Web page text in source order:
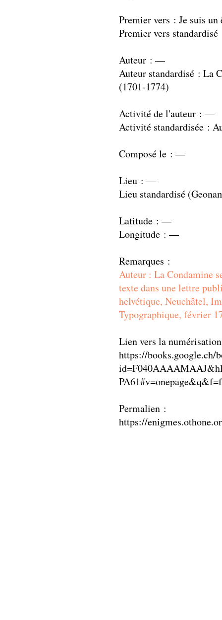
Premier vers : Je suis
Premier vers
Auteur : —
Auteur standardisé : La
(1701-1774)
Activité de l'auteur : —
Activité standardisée :
Composé le : —
Lieu : —
Lieu standardisé
Latitude : —
Longitude : —
Remarques :
Auteur : La Condamine
texte dans une lettre
helvétique, Neuchâtel,
Typographique, février
Lien vers la
https://books.google.ch/
Permalien :
https://